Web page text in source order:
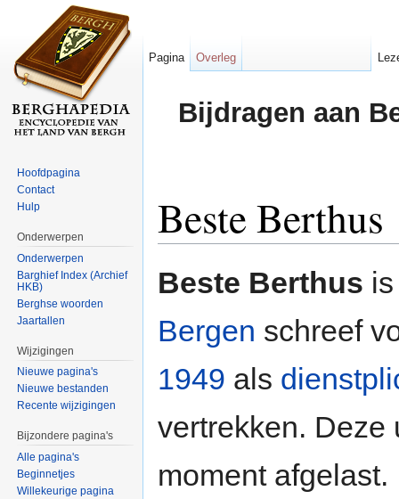
Bijdragen aan
Beste Berthus
Beste Berthus
Bergen schreef
1949 als
vertrekken. Deze
moment afgelast.
Pagina Overleg
Hoofdpagina
Contact
Hulp
Onderwerpen
Onderwerpen
Barghief Index (Archief
HKB)
Berghse woorden
Jaartallen
Wijzigingen
Nieuwe pagina's
Nieuwe bestanden
Recente wijzigingen
Bijzondere pagina's
Alle pagina's
Beginnetjes
Willekeurige pagina